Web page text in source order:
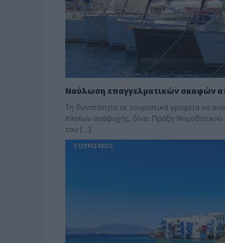
Ναύλωση επαγγελματικών σκαφών
Τη δυνατότητα σε τουριστικά γραφεία να
πλοίων αναψυχής, δίνει Πράξη
του […]
ΤΟΥΡΙΣΜΟΣ